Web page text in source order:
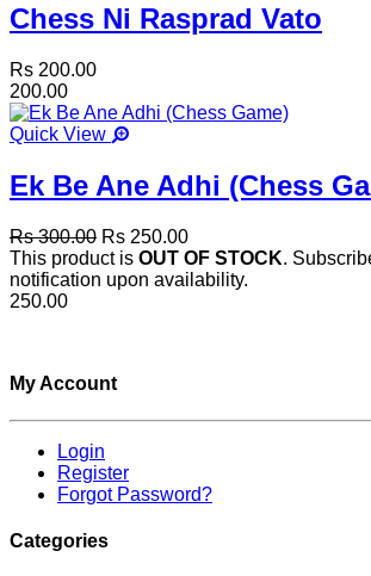
Chess Ni Rasprad Vato
Rs 200.00
200.00
Quick View
Ek Be Ane Adhi (Chess
Rs 300.00 Rs 250.00
This product is OUT OF STOCK.
notification upon availability.
250.00
My Account
Login
Register
Forgot Password?
Categories